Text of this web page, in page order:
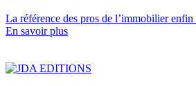
La référence des pros de l’immobilierenfin
En savoir plus